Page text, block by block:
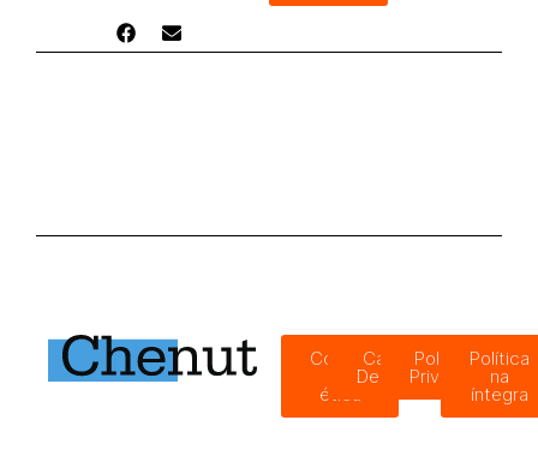
Código
ética
Canal de
Denúncias
Política de
Privacidade
Política
na
íntegra